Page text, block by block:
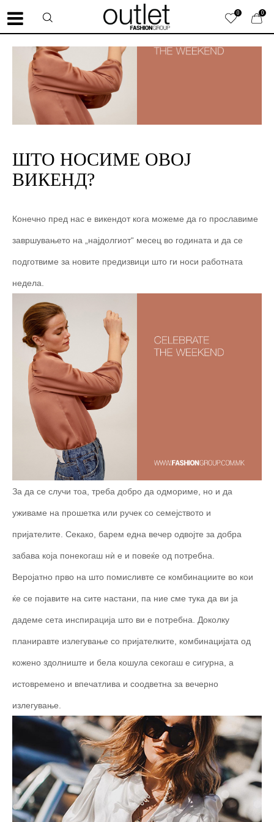
0
0
ШТО НОСИМЕ ОВОЈ
ВИКЕНД?
Конечно пред нас е викендот кога можеме да го прославиме
завршувањето на „најдолгиот“ месец во годината и да се
подготвиме за новите предизвици што ги носи работната
недела.
За да се случи тоа, треба добро да одмориме, но и да
уживаме на прошетка или ручек со семејството и
пријателите. Секако, барем една вечер одвојте за добра
забава која понекогаш нѝ е и повеќе од потребна.
Веројатно прво на што помисливте се комбинациите во кои
ќе се појавите на сите настани, па ние сме тука да ви ја
дадеме сета инспирација што ви е потребна. Доколку
планиравте излегување со пријателките, комбинацијата од
кожено здолниште и бела кошула секогаш е сигурна, а
истовремено и впечатлива и соодветна за вечерно
излегување.